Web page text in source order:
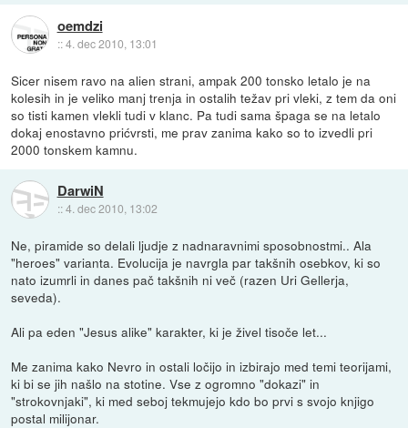
oemdzi
::4. dec 2010, 13:01
Sicer nisem ravo na alien strani, ampak 200 tonsko letalo je na
kolesih in je veliko manj trenja in ostalih težav pri vleki, z tem da oni
so tisti kamen vlekli tudi v klanc. Pa tudi sama špaga se na letalo
dokaj enostavno prićvrsti, me prav zanima kako so to izvedli pri
2000 tonskem kamnu.
DarwiN
::4. dec 2010, 13:02
Ne, piramide so delali ljudje z nadnaravnimi sposobnostmi.. Ala
"heroes" varianta. Evolucija je navrgla par takšnih osebkov, ki so
nato izumrli in danes pač takšnih ni več (razen Uri Gellerja,
seveda).
Ali pa eden "Jesus alike" karakter, ki je živel tisoče let...
Me zanima kako Nevro in ostali ločijo in izbirajo med temi teorijami,
ki bi se jih našlo na stotine. Vse z ogromno "dokazi" in
"strokovnjaki", ki med seboj tekmujejo kdo bo prvi s svojo knjigo
postal milijonar.